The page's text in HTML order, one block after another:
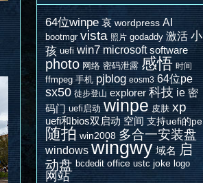
64位winpe 哀 wordpress AI
bootmgr vista 照片 godaddy 激活 小
孩 uefi win7 microsoft software
photo 网络 密码泄露 感悟 时间
ffmpeg 手机 pjblog eosm3 64位pe
sx50 徒步登山 explorer 科技 ie 密
码门 uefi启动 winpe 皮肤 xp
uefi和bios双启动 空间 支持uefi的pe
随拍 win2008 多合一安装盘
windows wingwy 域名 启
动盘 bcdedit office ustc joke logo
网站